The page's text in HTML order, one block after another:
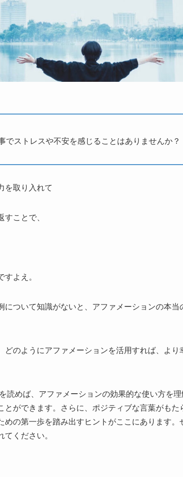
でストレスや不安を感じることはありませんか？
を取り入れて
ことで、
よえ。
について知識がないと、アファメーションの本
どのようにアファメーションを活用すれば、よ
読めば、アファメーションの効果的な使い方を
とができます。さらに、ポジティブな言葉がもた
めの第一歩を踏み出すヒントがここにあります
ください。